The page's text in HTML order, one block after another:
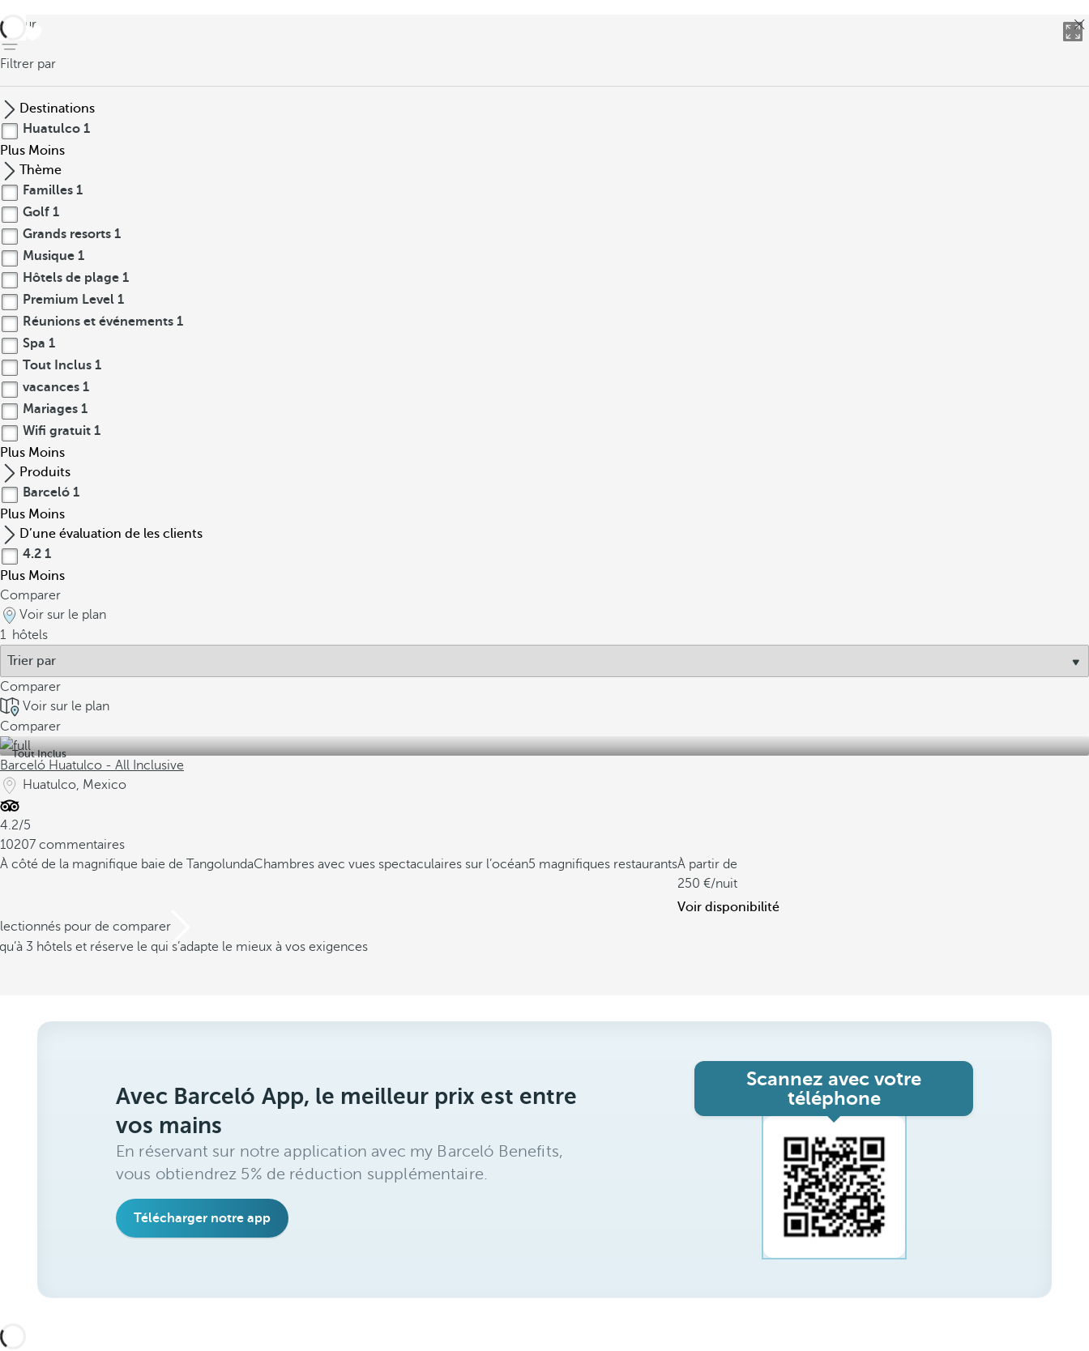
retour
Filtrer par
Destinations
Huatulco 1
Plus Moins
Thème
Familles 1
Golf 1
Grands resorts 1
Musique 1
Hôtels de plage 1
Premium Level 1
Réunions et événements 1
Spa 1
Tout Inclus 1
vacances 1
Mariages 1
Wifi gratuit 1
Plus Moins
Produits
Barceló 1
Plus Moins
D’une évaluation de les clients
4.2 1
Plus Moins
Comparer
Voir sur le plan
1 hôtels
Comparer
Voir sur le plan
Comparer
Tout Inclus
Barceló Huatulco - All Inclusive
Huatulco, Mexico
4.2/5
10207 commentaires
À côté de la magnifique baie de TangolundaChambres avec vues spectaculaires sur l’océan5 magnifiques restaurantsÀ partir de
250
/nuit
Voir disponibilité
pour de comparer
3 hôtels et réserve le qui s’adapte le mieux à vos exigences
Avec Barceló App, le meilleur prix est entre
vos mains
En réservant sur notre application avec my Barceló Benefits,
vous obtiendrez 5% de réduction supplémentaire.
Télécharger notre app
Scannez avec votre
téléphone